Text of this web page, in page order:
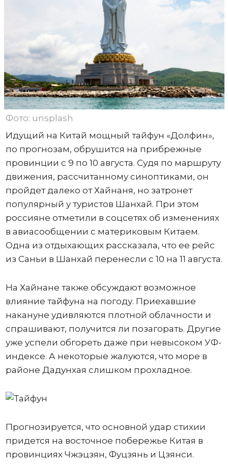
Фото: unsplash
Идущий на Китай мощный тайфун «Долфин»,
по прогнозам, обрушится на прибрежные
провинции с 9 по 10 августа. Судя по маршруту
движения, рассчитанному синоптиками, он
пройдет далеко от Хайнаня, но затронет
популярный у туристов Шанхай. При этом
россияне отметили в соцсетях об изменениях
в авиасообщении с материковым Китаем.
Одна из отдыхающих рассказала, что ее рейс
из Саньи в Шанхай перенесли с 10 на 11 августа.
На Хайнане также обсуждают возможное
влияние тайфуна на погоду. Приехавшие
накануне удивляются плотной облачности и
спрашивают, получится ли позагорать. Другие
уже успели обгореть даже при невысоком УФ-
индексе. А некоторые жалуются, что море в
районе Дадунхая слишком прохладное.
Прогнозируется, что основной удар стихии
придется на восточное побережье Китая в
провинциях Чжэцзян, Фуцзянь и Цзянси.